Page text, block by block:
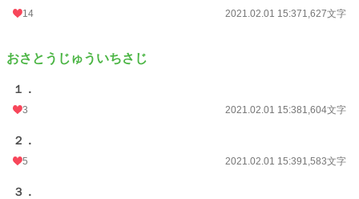
14 2021.02.01 15:371,627文字
おさとうじゅういちさじ
１．
3 2021.02.01 15:381,604文字
２．
5 2021.02.01 15:391,583文字
３．